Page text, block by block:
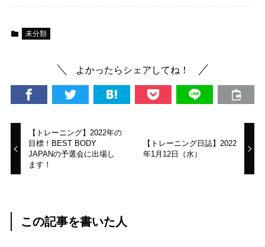
未分類
よかったらシェアしてね！
【トレーニング】2022年の
目標！BEST BODY
JAPANの予選会に出場し
ます！
【トレーニング日誌】2022
年1月12日（水）
この記事を書いた人